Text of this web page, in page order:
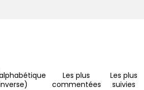
Les plus
commentées
Les plus
suivies